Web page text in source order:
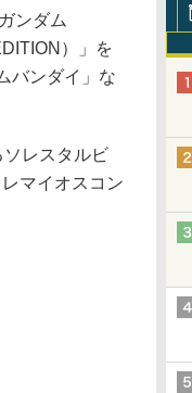
ンダム
）」を
バンダイ」な
レスタルビ
マイオスコン